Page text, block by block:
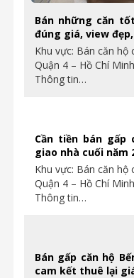
Bán những căn
đúng giá, view
Khu vực: Bán căn hộ
Quận 4 – Hồ Chí
Thông tin…
Cần tiền bán gấp
giao nhà cuối năm
Khu vực: Bán căn hộ
Quận 4 – Hồ Chí
Thông tin…
Bán gấp căn hộ
cam kết thuê lại